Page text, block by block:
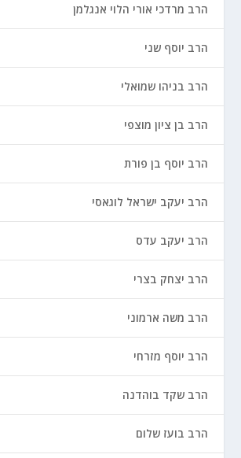
הרב מרדכי אורי הלוי אנגלמן
הרב יוסף שני
הרב בניהו שמואלי
הרב בן ציון מוצפי
הרב יוסף בן פורת
הרב יעקב ישראל לוגאסי
הרב יעקב עדס
הרב יצחק בצרי
הרב משה ארמוני
הרב יוסף מזרחי
הרב שקד בוהדנה
הרב בועז שלום